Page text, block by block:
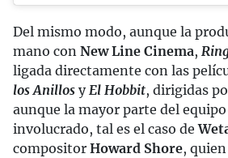
Del mismo modo, aunque la
mano con New Line Cinema,
ligada directamente con las
los Anillos yEl Hobbit, dirigidas
aunque la mayor parte del
involucrado, tal es el caso de
compositor Howard Shore,